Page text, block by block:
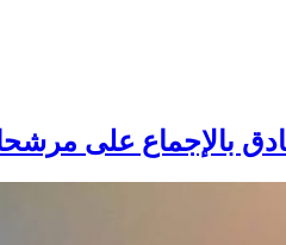
بالإجماع على